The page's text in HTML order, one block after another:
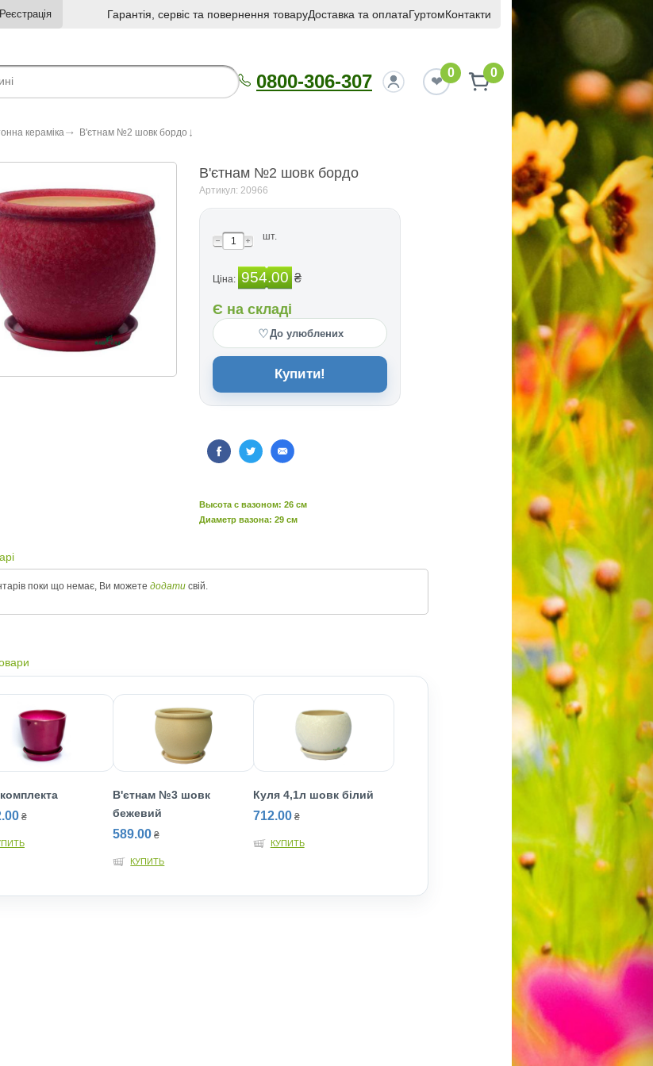
Реєстрація Гарантія, сервіс та повернення товаруДоставка та оплатаГуртомКонтакти
0800-306-307 0 0
кераміка В'єтнам №2 шовк бордо
В'єтнам №2 шовк бордо
Артикул: 20966
шт.
Ціна: 954.00 ₴
Є на складі
♡До улюблених
Купити!
Высота c вазоном: 26 см
Диаметр вазона: 29 см
поки що немає, Ви можете додати свій.
₴
В'єтнам №3 шовк
бежевий
589.00 ₴
КУПИТЬ
Куля 4,1л шовк білий
712.00 ₴
КУПИТЬ